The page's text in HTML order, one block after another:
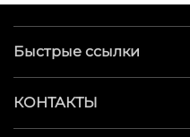
Быстрые ссылки
КОНТАКТЫ